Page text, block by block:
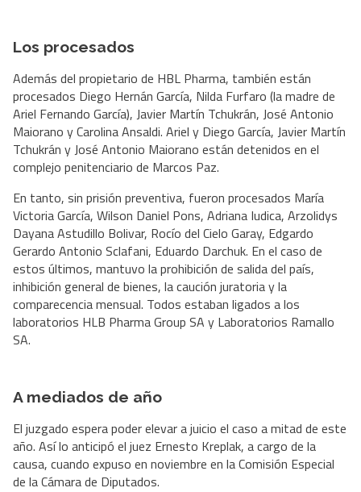
Los procesados
Además del propietario de HBL Pharma, también están
procesados Diego Hernán García, Nilda Furfaro (la madre de
Ariel Fernando García), Javier Martín Tchukrán, José Antonio
Maiorano y Carolina Ansaldi. Ariel y Diego García, Javier Martín
Tchukrán y José Antonio Maiorano están detenidos en el
complejo penitenciario de Marcos Paz.
En tanto, sin prisión preventiva, fueron procesados María
Victoria García, Wilson Daniel Pons, Adriana Iudica, Arzolidys
Dayana Astudillo Bolivar, Rocío del Cielo Garay, Edgardo
Gerardo Antonio Sclafani, Eduardo Darchuk. En el caso de
estos últimos, mantuvo la prohibición de salida del país,
inhibición general de bienes, la caución juratoria y la
comparecencia mensual. Todos estaban ligados a los
laboratorios HLB Pharma Group SA y Laboratorios Ramallo
SA.
A mediados de año
El juzgado espera poder elevar a juicio el caso a mitad de este
año. Así lo anticipó el juez Ernesto Kreplak, a cargo de la
causa, cuando expuso en noviembre en la Comisión Especial
de la Cámara de Diputados.